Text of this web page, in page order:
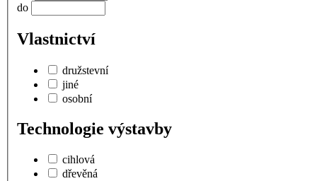
do
Vlastnictví
družstevní
jiné
osobní
Technologie výstavby
cihlová
dřevěná